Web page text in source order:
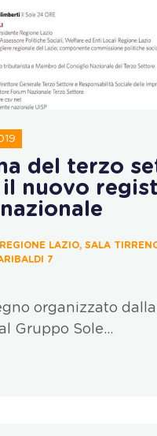
del terzo
il nuovo
LAZIO, SALA
7
organizzato
Gruppo Sole…